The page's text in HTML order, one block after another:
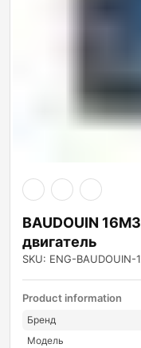
BAUDOUIN
двигатель
SKU: ENG-
Product information
Бренд
Модель